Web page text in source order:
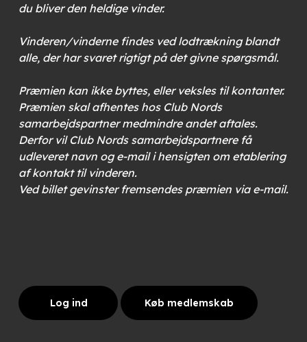
du bliver den heldige vinder.
Vinderen/vinderne findes ved lodtrækning blandt
alle, der har svaret rigtigt på det givne spørgsmål.
Præmien kan ikke byttes, eller veksles til kontanter.
Præmien skal afhentes hos Club Nords
samarbejdspartner medmindre andet aftales.
Derfor vil Club Nords samarbejdspartnere få
udleveret navn og e-mail i hensigten om etablering
af kontakt til vinderen.
Ved billet gevinster fremsendes præmien via e-mail.
Log ind Køb medlemskab